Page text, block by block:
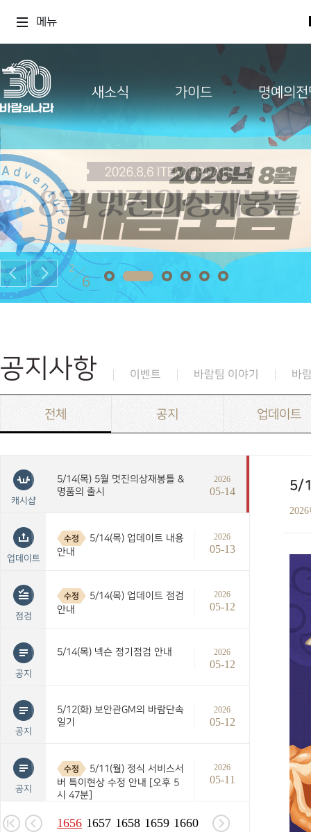
메뉴
새소식 가이드 명예의전
2
6
공지사항 이벤트 바람팀 이야기 바
전체 공지 업데이트
캐시샵
5/14(목) 5월 멋진의상재봉틀 &
명품의 출시
2026
05-14
업데이트
수정
5/14(목) 업데이트 내용
안내
2026
05-13
점검
수정
5/14(목) 업데이트 점검
안내
2026
05-12
공지
5/14(목) 넥슨 정기점검 안내 2026
05-12
공지
5/12(화) 보안관GM의 바람단속
일기
2026
05-12
공지
수정
5/11(월) 정식 서비스서
버 특이현상 수정 안내 [오후 5
시 47분]
2026
05-11
1656 1657 1658 1659 1660
5/